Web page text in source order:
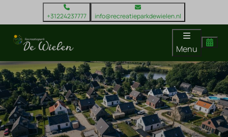
+31224237777 info@recreatieparkdewielen.nl
Menu